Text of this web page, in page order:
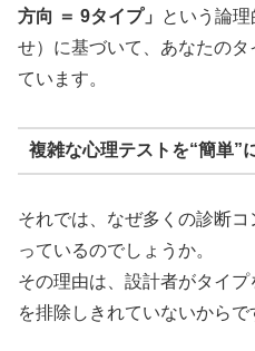
方向 ＝ 9タイプ」
という論
せ）に基づいて、あなたの
ています。
複雑な心理テストを“簡単”
それでは、なぜ多くの診断
っているのでしょうか。
その理由は、設計者がタイ
を排除しきれていないからで